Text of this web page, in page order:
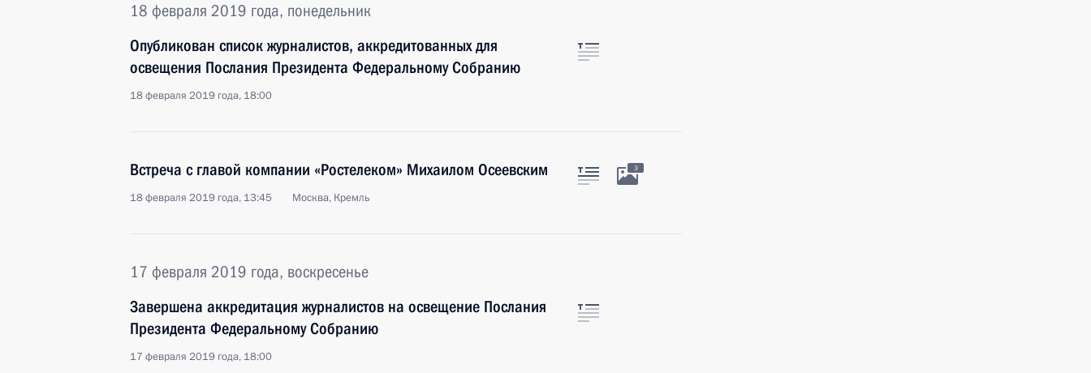
18 февраля 2019 года, понедельник
Опубликован список журналистов, аккредитованных для
освещения Послания Президента Федеральному Собранию
18 февраля 2019 года, 18:00
Встреча с главой компании «Ростелеком» Михаилом Осеевским
18 февраля 2019 года, 13:45 Москва, Кремль
3
17 февраля 2019 года, воскресенье
Завершена аккредитация журналистов на освещение Послания
Президента Федеральному Собранию
17 февраля 2019 года, 18:00